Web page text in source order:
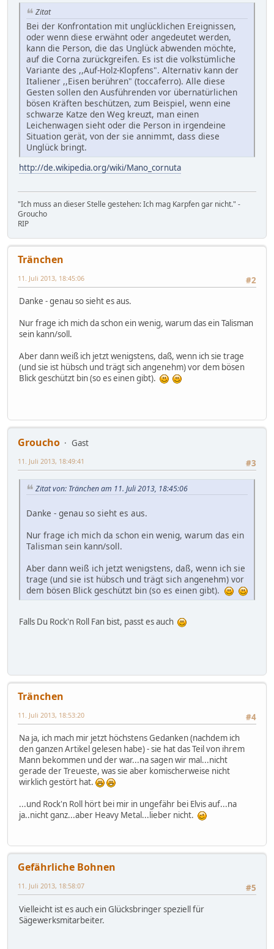
Zitat
Bei der Konfrontation mit unglücklichen Ereignissen,
oder wenn diese erwähnt oder angedeutet werden,
kann die Person, die das Unglück abwenden möchte,
auf die Corna zurückgreifen. Es ist die volkstümliche
Variante des ,,Auf-Holz-Klopfens". Alternativ kann der
Italiener ,,Eisen berühren" (toccaferro). Alle diese
Gesten sollen den Ausführenden vor übernatürlichen
bösen Kräften beschützen, zum Beispiel, wenn eine
schwarze Katze den Weg kreuzt, man einen
Leichenwagen sieht oder die Person in irgendeine
Situation gerät, von der sie annimmt, dass diese
Unglück bringt.
http://de.wikipedia.org/wiki/Mano_cornuta
"Ich muss an dieser Stelle gestehen: Ich mag Karpfen gar nicht." -
Groucho
RIP
Tränchen
#2
11. Juli 2013, 18:45:06
Danke - genau so sieht es aus.
Nur frage ich mich da schon ein wenig, warum das ein Talisman
sein kann/soll.
Aber dann weiß ich jetzt wenigstens, daß, wenn ich sie trage
(und sie ist hübsch und trägt sich angenehm) vor dem bösen
Blick geschützt bin (so es einen gibt).
Groucho
Gast
#3
11. Juli 2013, 18:49:41
Zitat von: Tränchen am 11. Juli 2013, 18:45:06
Danke - genau so sieht es aus.
Nur frage ich mich da schon ein wenig, warum das ein
Talisman sein kann/soll.
Aber dann weiß ich jetzt wenigstens, daß, wenn ich sie
trage (und sie ist hübsch und trägt sich angenehm) vor
dem bösen Blick geschützt bin (so es einen gibt).
Falls Du Rock'n Roll Fan bist, passt es auch
Tränchen
#4
11. Juli 2013, 18:53:20
Na ja, ich mach mir jetzt höchstens Gedanken (nachdem ich
den ganzen Artikel gelesen habe) - sie hat das Teil von ihrem
Mann bekommen und der war...na sagen wir mal...nicht
gerade der Treueste, was sie aber komischerweise nicht
wirklich gestört hat.
...und Rock'n Roll hört bei mir in ungefähr bei Elvis auf...na
ja..nicht ganz...aber Heavy Metal...lieber nicht.
Gefährliche Bohnen
#5
11. Juli 2013, 18:58:07
Vielleicht ist es auch ein Glücksbringer speziell für
Sägewerksmitarbeiter.